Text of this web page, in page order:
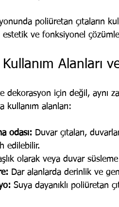
poliüretan çıtaların
estetik ve fonksiyonel
Kullanım Alanları
dekorasyon için değil, aynı
kullanım alanları:
odası: Duvar çıtaları,
edilebilir.
olarak veya duvar süsleme
Dar alanlarda derinlik ve
Suya dayanıklı poliüretan